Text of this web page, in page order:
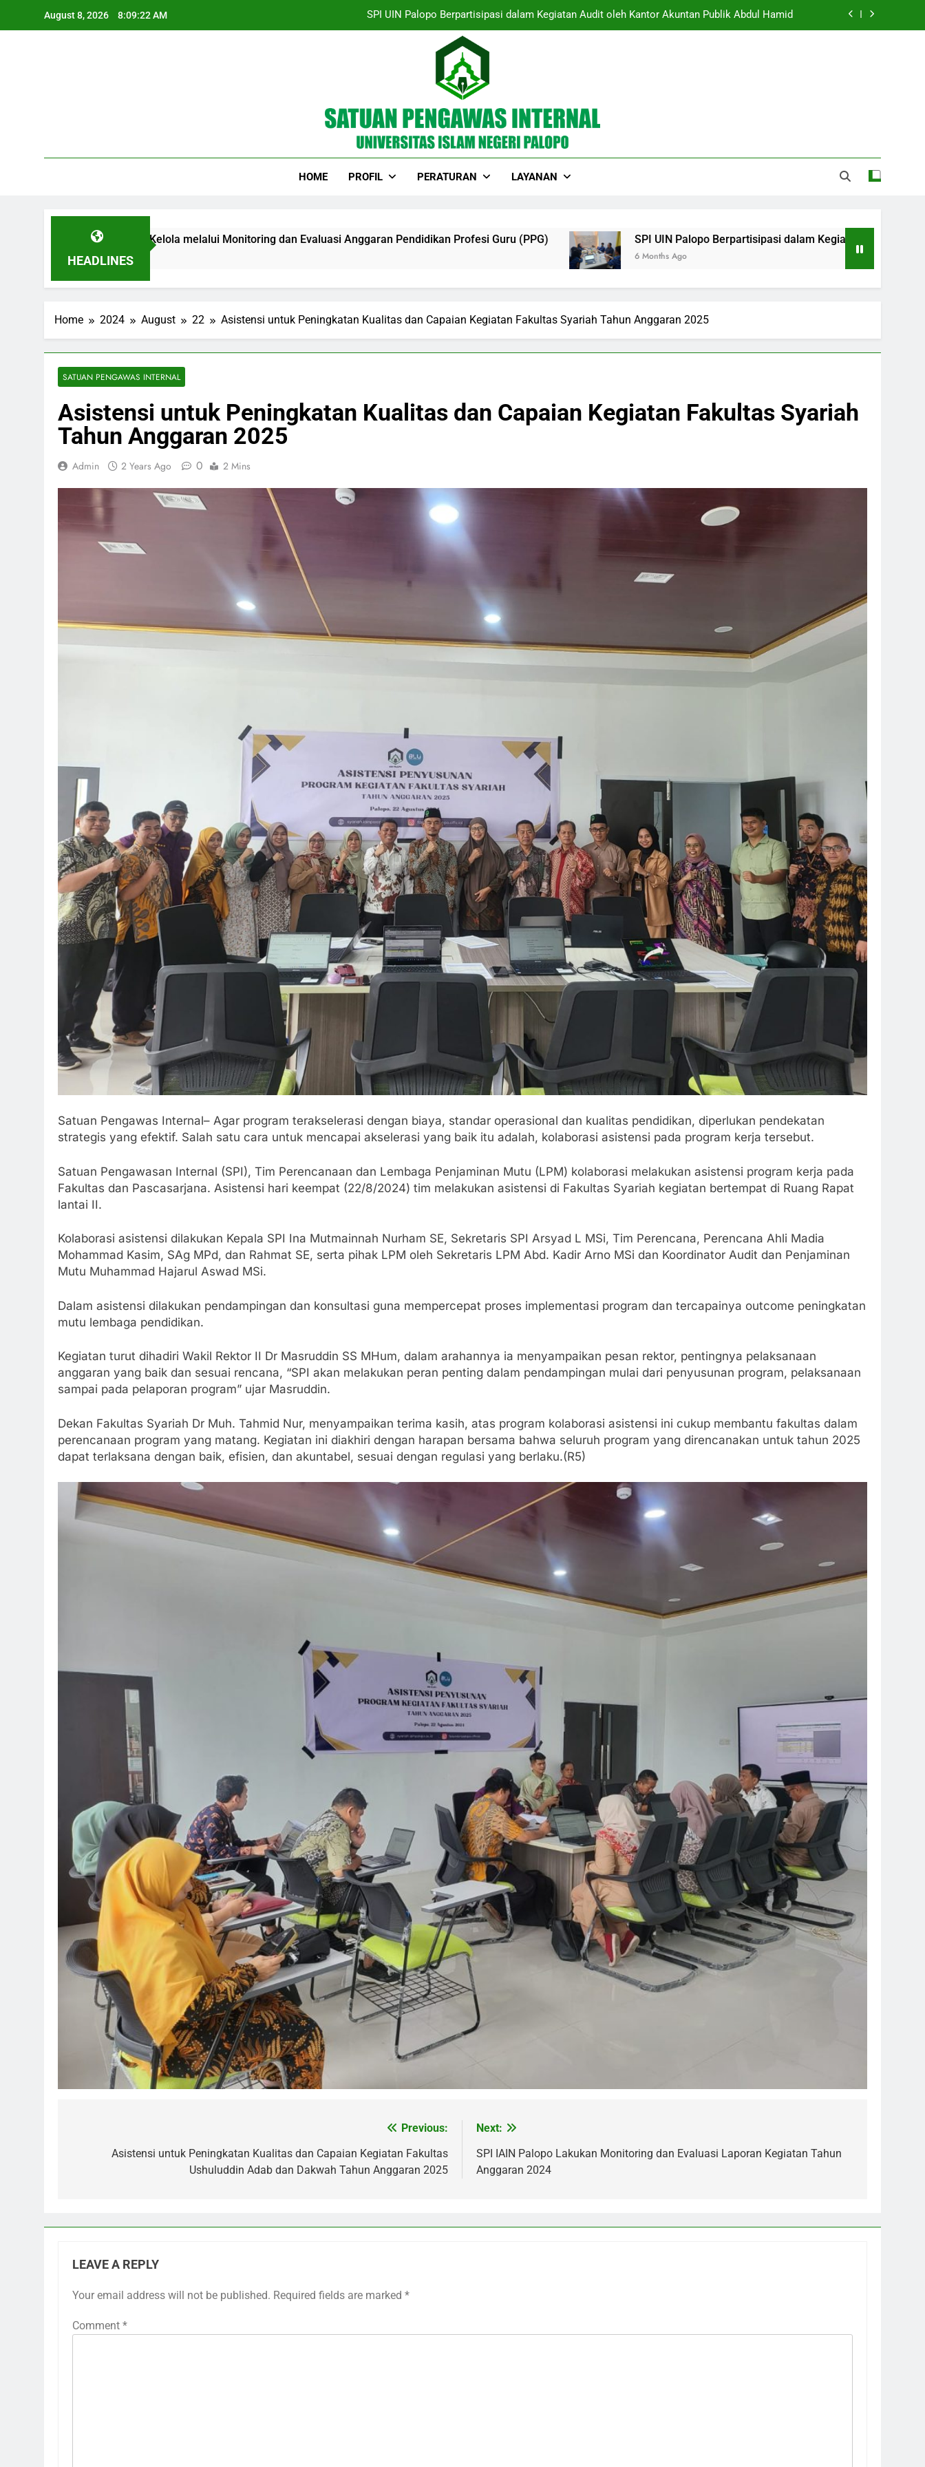
August 8, 2026 8:09:23 AM
Satuan Pengawas Internal Gelar Ekspose Hasil Review Barang Milik Negara
SATUAN PENGAWAS INTERNAL UIN PALOPO TERIMA KUNJUNGAN LEMBAGA PENJAMINAN MUTU
Satuan Pengawas Internal (SPI) UIN Palopo Perkuat Tata Kelola melalui Monitoring dan Evaluasi Anggaran
SPI UIN Palopo Berpartisipasi dalam Kegiatan Audit oleh Kantor Akuntan Publik Abdul Hamid
Satuan Pengawas Internal Gelar Ekspose Hasil Review Barang Milik Negara
SATUAN PENGAWAS INTERNAL UIN PALOPO TERIMA KUNJUNGAN LEMBAGA PENJAMINAN MUTU
SATUAN PENGAWAS INTERNAL
HOME PROFIL PERATURAN LAYANAN
HEADLINES
Kelola melalui Monitoring dan Evaluasi Anggaran Pendidikan Profesi Guru (PPG) SPI UIN Palopo Berpartisipasi dalam Kegiatan Audit oleh Kantor Akuntan Publik
Home 2024 August 22 Asistensi untuk Peningkatan Kualitas dan Capaian Kegiatan Fakultas Syariah Tahun Anggaran 2025
SATUAN PENGAWAS INTERNAL
Asistensi untuk Peningkatan Kualitas dan Capaian Kegiatan Fakultas Syariah
Tahun Anggaran 2025
Admin 2 Years Ago 0 2 Mins
Satuan Pengawas Internal– Agar program terakselerasi dengan biaya, standar operasional dan kualitas pendidikan, diperlukan pendekatan
strategis yang efektif. Salah satu cara untuk mencapai akselerasi yang baik itu adalah, kolaborasi asistensi pada program kerja tersebut.
Satuan Pengawasan Internal (SPI), Tim Perencanaan dan Lembaga Penjaminan Mutu (LPM) kolaborasi melakukan asistensi program kerja pada
Fakultas dan Pascasarjana. Asistensi hari keempat (22/8/2024) tim melakukan asistensi di Fakultas Syariah kegiatan bertempat di Ruang Rapat
lantai II.
Kolaborasi asistensi dilakukan Kepala SPI Ina Mutmainnah Nurham SE, Sekretaris SPI Arsyad L MSi, Tim Perencana, Perencana Ahli Madia
Mohammad Kasim, SAg MPd, dan Rahmat SE, serta pihak LPM oleh Sekretaris LPM Abd. Kadir Arno MSi dan Koordinator Audit dan Penjaminan
Mutu Muhammad Hajarul Aswad MSi.
Dalam asistensi dilakukan pendampingan dan konsultasi guna mempercepat proses implementasi program dan tercapainya outcome peningkatan
mutu lembaga pendidikan.
Kegiatan turut dihadiri Wakil Rektor II Dr Masruddin SS MHum, dalam arahannya ia menyampaikan pesan rektor, pentingnya pelaksanaan
anggaran yang baik dan sesuai rencana, “SPI akan melakukan peran penting dalam pendampingan mulai dari penyusunan program, pelaksanaan
sampai pada pelaporan program” ujar Masruddin.
Dekan Fakultas Syariah Dr Muh. Tahmid Nur, menyampaikan terima kasih, atas program kolaborasi asistensi ini cukup membantu fakultas dalam
perencanaan program yang matang. Kegiatan ini diakhiri dengan harapan bersama bahwa seluruh program yang direncanakan untuk tahun 2025
dapat terlaksana dengan baik, efisien, dan akuntabel, sesuai dengan regulasi yang berlaku.(R5)
navigation
Previous:
Asistensi untuk Peningkatan Kualitas dan Capaian Kegiatan Fakultas
Ushuluddin Adab dan Dakwah Tahun Anggaran 2025
Next:
SPI IAIN Palopo Lakukan Monitoring dan Evaluasi Laporan Kegiatan Tahun
Anggaran 2024
LEAVE A REPLY
Your email address will not be published. Required fields are marked *
Comment *